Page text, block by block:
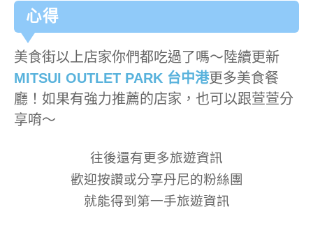
心得
美食街以上店家你們都吃過了嗎～陸續更新
MITSUI OUTLET PARK 台中港更多美食餐
廳！如果有強力推薦的店家，也可以跟萱萱分
享唷～
往後還有更多旅遊資訊
歡迎按讚或分享丹尼的粉絲團
就能得到第一手旅遊資訊